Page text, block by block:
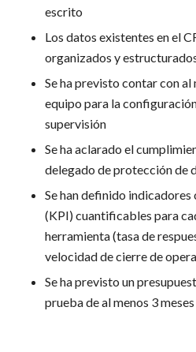
escrito
Los datos existentes en el
organizados y
Se ha previsto contar con al
equipo para la
supervisión
Se ha aclarado el
delegado de protección de
Se han definido
(KPI) cuantificables para
herramienta (tasa de
velocidad de cierre de
Se ha previsto un
prueba de al menos 3 meses